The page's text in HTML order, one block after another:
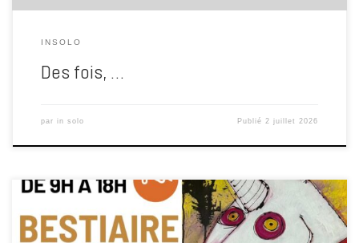
INSOLO
Des fois, …
par in solo Publié 2 juillet 2026